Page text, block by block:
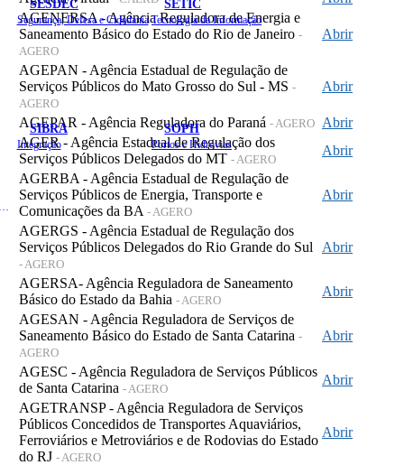
SESDEC
Segurança, Defesa e Cidadania
SETIC
Tecnologia da Informação
SIBRA
Integração
SOPH
Portos e Hidrovias
AGENERSA - Agência Reguladora de Energia e
Saneamento Básico do Estado do Rio de Janeiro -
AGERO
Abrir
AGEPAN - Agência Estadual de Regulação de
Serviços Públicos do Mato Grosso do Sul - MS -
AGERO
Abrir
AGEPAR - Agência Reguladora do Paraná - AGERO Abrir
AGER - Agência Estadual de Regulação dos
Serviços Públicos Delegados do MT - AGERO
Abrir
AGERBA - Agência Estadual de Regulação de
Serviços Públicos de Energia, Transporte e
Comunicações da BA - AGERO
Abrir
AGERGS - Agência Estadual de Regulação dos
Serviços Públicos Delegados do Rio Grande do Sul
- AGERO
Abrir
AGERSA- Agência Reguladora de Saneamento
Básico do Estado da Bahia - AGERO
Abrir
AGESAN - Agência Reguladora de Serviços de
Saneamento Básico do Estado de Santa Catarina -
AGERO
Abrir
AGESC - Agência Reguladora de Serviços Públicos
de Santa Catarina - AGERO
Abrir
AGETRANSP - Agência Reguladora de Serviços
Públicos Concedidos de Transportes Aquaviários,
Ferroviários e Metroviários e de Rodovias do Estado
do RJ - AGERO
Abrir